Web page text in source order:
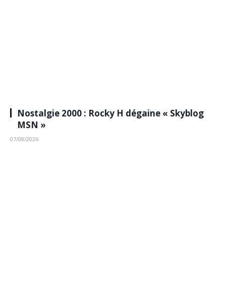
Nostalgie 2000 : Rocky H dégaine « Skyblog
MSN »
07/08/2026